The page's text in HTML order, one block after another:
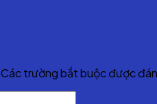
Các trường bắt buộc được